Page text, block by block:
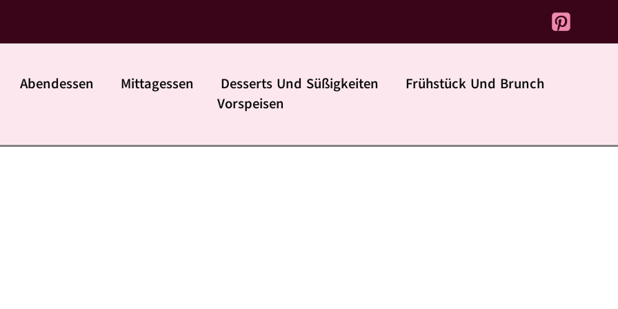
Abendessen Mittagessen Desserts Und Süßigkeiten
Frühstück Und Brunch
Vorspeisen